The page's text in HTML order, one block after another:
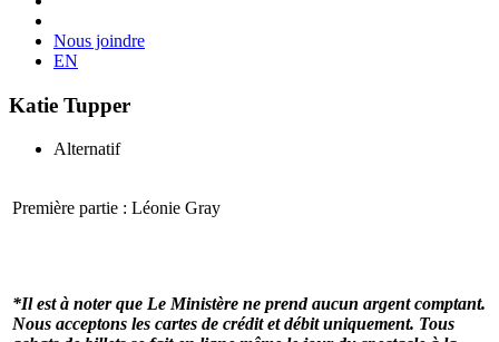
Nous joindre
EN
Katie Tupper
Alternatif
Première partie : Léonie Gray
*Il est à noter que Le Ministère ne prend aucun argent comptant.
Nous acceptons les cartes de crédit et débit uniquement. Tous